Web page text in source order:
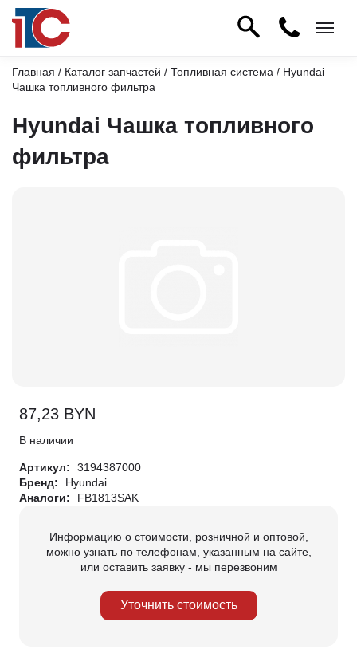
Главная / Каталог запчастей / Топливная система / Hyundai
Чашка топливного фильтра
Hyundai Чашка топливного
фильтра
87,23 BYN
В наличии
Артикул:
3194387000
Бренд:
Hyundai
Аналоги:
FB1813SAK
Информацию о стоимости, розничной и оптовой,
можно узнать по телефонам, указанным на сайте,
или оставить заявку - мы перезвоним
Уточнить стоимость